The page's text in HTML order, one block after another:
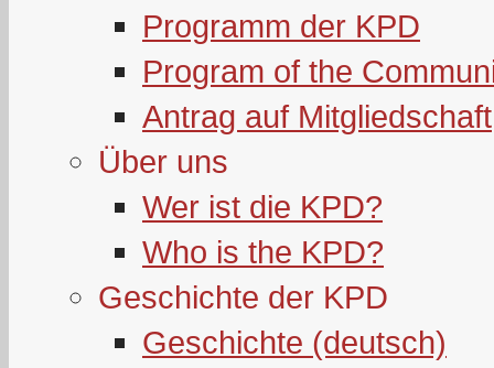
Programm der KPD
Program of the
Antrag auf Mitgliedschaft
Über uns
Wer ist die KPD?
Who is the KPD?
Geschichte der KPD
Geschichte (deutsch)